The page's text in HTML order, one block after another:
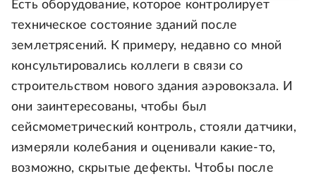
Есть оборудование, которое контролирует
техническое состояние зданий после
землетрясений. К примеру, недавно со мной
консультировались коллеги в связи со
строительством нового здания аэровокзала. И
они заинтересованы, чтобы был
сейсмометрический контроль, стояли датчики,
измеряли колебания и оценивали какие-то,
возможно, скрытые дефекты. Чтобы после